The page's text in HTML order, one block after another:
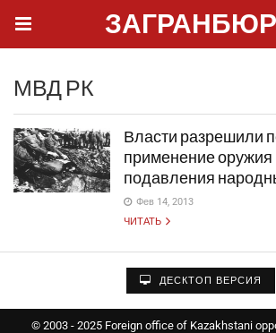
МВД РК
Власти разрешили
применение
подавления
Фев 14, 2013
ЧИТАТЬ
ДЕСКТОП ВЕРСИЯ
© 2003 - 2025 Foreign office of Kazakhstani